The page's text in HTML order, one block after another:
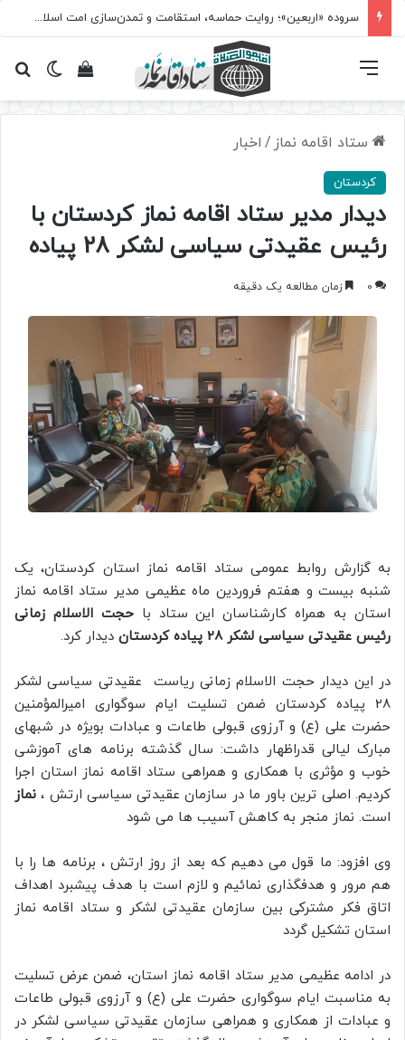
سروده‌ «اربعین»؛ روایت حماسه، استقامت و تمدن‌سازی امت اسلامی
تغییرمشاهده فهرست
ستاد اقامه نماز / اخبار
کردستان
دیدار مدیر ستاد اقامه نماز کردستان با
رئیس عقیدتی سیاسی لشکر 28 پیاده
0 زمان مطالعه یک دقیقه
به گزارش روابط عمومی ستاد اقامه نماز استان کردستان، یک
شنبه بیست و هفتم فروردین ماه عظیمی مدیر ستاد اقامه نماز
استان به همراه کارشناسان این ستاد باحجت الاسلام زمانی
رئیس عقیدتی سیاسی لشکر 28 پیاده کردستان
دیدار کرد.
در این دیدار حجت الاسلام زمانی ریاست عقیدتی سیاسی لشکر
28 پیاده کردستان ضمن تسلیت ایام سوگواری امیرالمؤمنین
حضرت علی (ع) و آرزوی قبولی طاعات و عبادات بویژه در شبهای
مبارک لیالی قدراظهار داشت: سال گذشته برنامه های آموزشی
خوب و مؤثری با همکاری و همراهی ستاد اقامه نماز استان اجرا
کردیم. اصلی ترین باور ما در سازمان عقیدتی سیاسی ارتش ،نماز
است. نماز منجر به کاهش آسیب ها می شود
وی افزود: ما قول می دهیم که بعد از روز ارتش ، برنامه ها را با
هم مرور و هدفگذاری نمائیم و لازم است با هدف پیشبرد اهداف
اتاق فکر مشترکی بین سازمان عقیدتی لشکر و ستاد اقامه نماز
استان تشکیل گردد
در ادامه عظیمی مدیر ستاد اقامه نماز استان، ضمن عرض تسلیت
به مناسبت ایام سوگواری حضرت علی (ع) و آرزوی قبولی طاعات
و عبادات از همکاری و همراهی سازمان عقیدتی سیاسی لشکر در